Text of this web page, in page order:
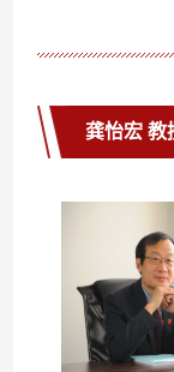
龚怡宏 教